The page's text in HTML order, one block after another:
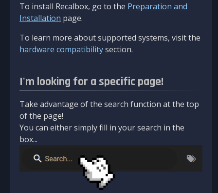
To install Recalbox, go to the Preparation and
Installation page.
To learn more about supported systems, visit the
hardware compatibilitysection.
I'm looking for a specific page!
Take advantage of the search function at the top
of the page!
You can either simply fill in your search in the
box...